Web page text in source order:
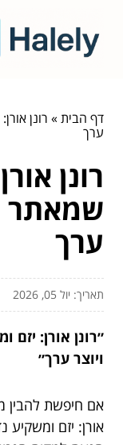
דף הבית» רונן
ערך
רונן
שמאתר
ערך
תאריך: יול 05, 2026
״רונן אורן: יזם
ויוצר ערך״
אם חיפשת להבין
אורן: יזם ומשקיע